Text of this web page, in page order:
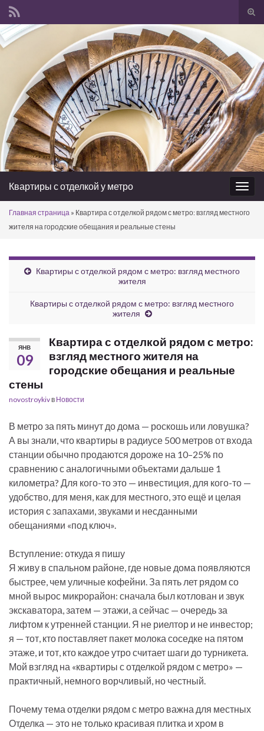
Вкл/
Search for:
Вкл/
выкл
Квартиры с отделкой у метро
Главная страница » Квартира с отделкой рядом с метро: взгляд местного
жителя на городские обещания и реальные стены
Квартиры с отделкой рядом с метро: взгляд местного
жителя
Квартиры с отделкой рядом с метро: взгляд местного
жителя
ЯНВ
09
Квартира с отделкой рядом с метро:
взгляд местного жителя на
городские обещания и реальные
стены
novostroykivв Новости
В метро за пять минут до дома — роскошь или ловушка?
А вы знали, что квартиры в радиусе 500 метров от входа
станции обычно продаются дороже на 10–25% по
сравнению с аналогичными объектами дальше 1
километра? Для кого-то это — инвестиция, для кого-то —
удобство, для меня, как для местного, это ещё и целая
история с запахами, звуками и несданными
обещаниями «под ключ».
Вступление: откуда я пишу
Я живу в спальном районе, где новые дома появляются
быстрее, чем уличные кофейни. За пять лет рядом со
мной вырос микрорайон: сначала был котлован и звук
экскаватора, затем — этажи, а сейчас — очередь за
лифтом к утренней станции. Я не риелтор и не инвестор;
я — тот, кто поставляет пакет молока соседке на пятом
этаже, и тот, кто каждое утро считает шаги до турникета.
Мой взгляд на «квартиры с отделкой рядом с метро» —
практичный, немного ворчливый, но честный.
Почему тема отделки рядом с метро важна для местных
Отделка — это не только красивая плитка и хром в